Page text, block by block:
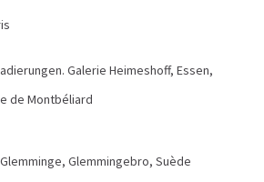
Galerie Heimeshoff, Essen,
de Montbéliard
Glemmingebro, Suède